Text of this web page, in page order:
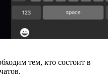
тем, кто состоит в